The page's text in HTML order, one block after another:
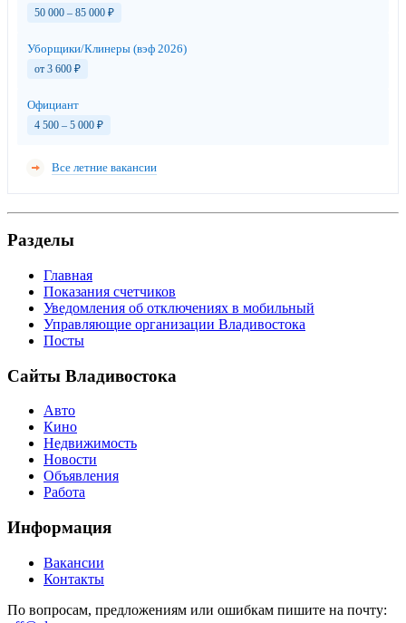
50 000 – 85 000 ₽
Уборщики/Клинеры (вэф 2026)
от 3 600 ₽
Официант
4 500 – 5 000 ₽
Все летние вакансии
Разделы
Главная
Показания счетчиков
Уведомления об отключениях в мобильный
Управляющие организации Владивостока
Посты
Сайты Владивостока
Авто
Кино
Недвижимость
Новости
Объявления
Работа
Информация
Вакансии
Контакты
По вопросам, предложениям или ошибкам пишите на почту: